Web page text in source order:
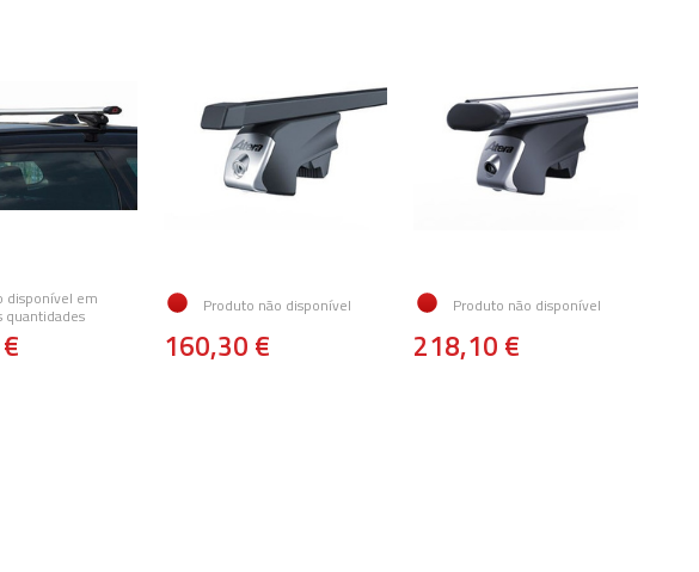
disponível em
quantidades Produto não disponível
160,30 €
Produto não disponível
218,10 €